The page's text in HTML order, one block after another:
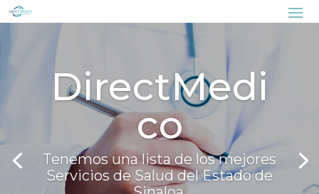
DirectMedi
co
Tenemos una lista de los mejores
Servicios de Salud del Estado de